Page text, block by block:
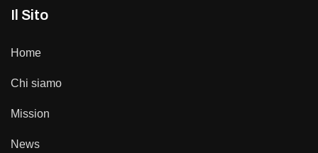
Il Sito
Home
Chi siamo
Mission
News